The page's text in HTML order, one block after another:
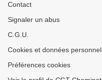
Contact
Signaler un abus
C.G.U.
Cookies et données
Préférences cookies